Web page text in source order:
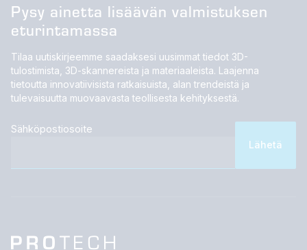
Pysy ainetta lisäävän valmistuksen
eturintamassa
Tilaa uutiskirjeemme saadaksesi uusimmat tiedot 3D-
tulostimista, 3D-skannereista ja materiaaleista. Laajenna
tietoutta innovatiivisista ratkaisuista, alan trendeistä ja
tulevaisuutta muovaavasta teollisesta kehityksestä.
Sähköpostiosoite